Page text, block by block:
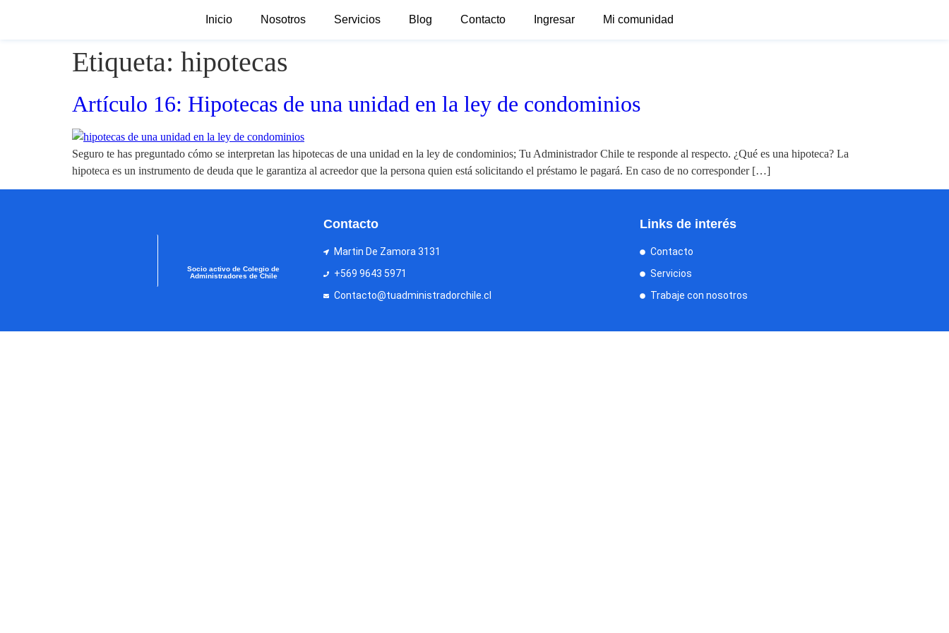
Inicio Nosotros Servicios Blog Contacto Ingresar Mi comunidad
Etiqueta: hipotecas
Artículo 16: Hipotecas de una unidad en la ley de condominios
Seguro te has preguntado cómo se interpretan las hipotecas de una unidad en la ley de condominios; Tu Administrador Chile te responde al respecto. ¿Qué es una hipoteca? La
hipoteca es un instrumento de deuda que le garantiza al acreedor que la persona quien está solicitando el préstamo le pagará. En caso de no corresponder […]
Socio activo de Colegio de
Administradores de Chile
Contacto
Martin De Zamora 3131
+569 9643 5971
Contacto@tuadministradorchile.cl
Links de interés
Contacto
Servicios
Trabaje con nosotros